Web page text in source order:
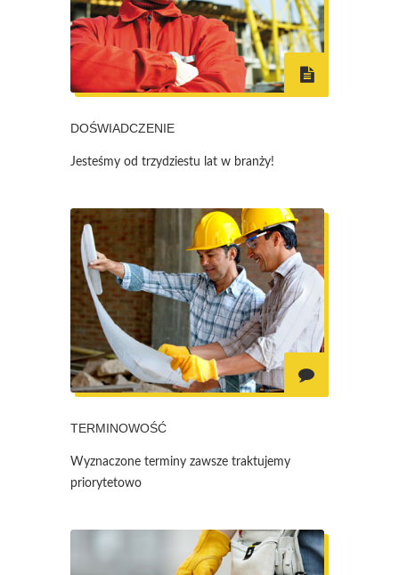
DOŚWIADCZENIE
Jesteśmy od trzydziestu lat w branży!
TERMINOWOŚĆ
Wyznaczone terminy zawsze traktujemy
priorytetowo